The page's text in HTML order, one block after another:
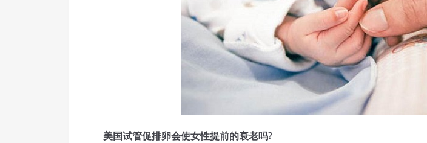
美国试管促排卵会使女性提前的衰老吗?